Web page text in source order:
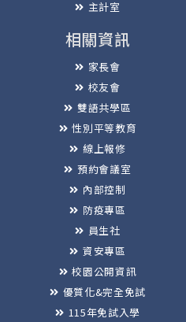
主計室
相關資訊
家長會
校友會
雙語共學區
性別平等教育
線上報修
預約會議室
內部控制
防疫專區
員生社
資安專區
校園公開資訊
優質化&完全免試
115年免試入學